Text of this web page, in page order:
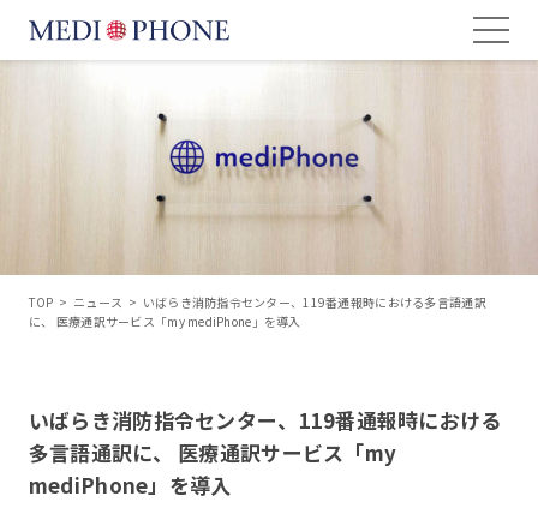
TOP > ニュース > いばらき消防指令センター、119番通報時における多言語通訳
に、 医療通訳サービス「my mediPhone」を導入
いばらき消防指令センター、119番通報時における
多言語通訳に、 医療通訳サービス「my
mediPhone」を導入